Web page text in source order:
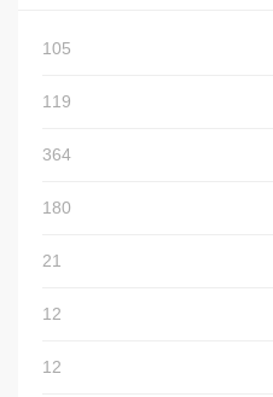
105
119
364
180
21
12
12